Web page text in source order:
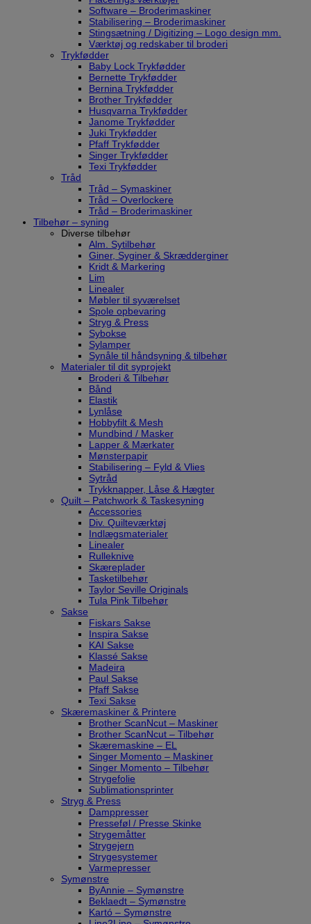
Software – Broderimaskiner
Stabilisering – Broderimaskiner
Stingsætning / Digitizing – Logo design mm.
Værktøj og redskaber til broderi
Trykfødder
Baby Lock Trykfødder
Bernette Trykfødder
Bernina Trykfødder
Brother Trykfødder
Husqvarna Trykfødder
Janome Trykfødder
Juki Trykfødder
Pfaff Trykfødder
Singer Trykfødder
Texi Trykfødder
Tråd
Tråd – Symaskiner
Tråd – Overlockere
Tråd – Broderimaskiner
Tilbehør – syning
Diverse tilbehør
Alm. Sytilbehør
Giner, Syginer & Skrædderginer
Kridt & Markering
Lim
Linealer
Møbler til syværelset
Spole opbevaring
Stryg & Press
Sybokse
Sylamper
Synåle til håndsyning & tilbehør
Materialer til dit syprojekt
Broderi & Tilbehør
Bånd
Elastik
Lynlåse
Hobbyfilt & Mesh
Mundbind / Masker
Lapper & Mærkater
Mønsterpapir
Stabilisering – Fyld & Vlies
Sytråd
Trykknapper, Låse & Hægter
Quilt – Patchwork & Taskesyning
Accessories
Div. Quilteværktøj
Indlægsmaterialer
Linealer
Rulleknive
Skæreplader
Tasketilbehør
Taylor Seville Originals
Tula Pink Tilbehør
Sakse
Fiskars Sakse
Inspira Sakse
KAI Sakse
Klassé Sakse
Madeira
Paul Sakse
Pfaff Sakse
Texi Sakse
Skæremaskiner & Printere
Brother ScanNcut – Maskiner
Brother ScanNcut – Tilbehør
Skæremaskine – EL
Singer Momento – Maskiner
Singer Momento – Tilbehør
Strygefolie
Sublimationsprinter
Stryg & Press
Damppresser
Presseføl / Presse Skinke
Strygemåtter
Strygejern
Strygesystemer
Varmepresser
Symønstre
ByAnnie – Symønstre
Beklaedt – Symønstre
Kartó – Symønstre